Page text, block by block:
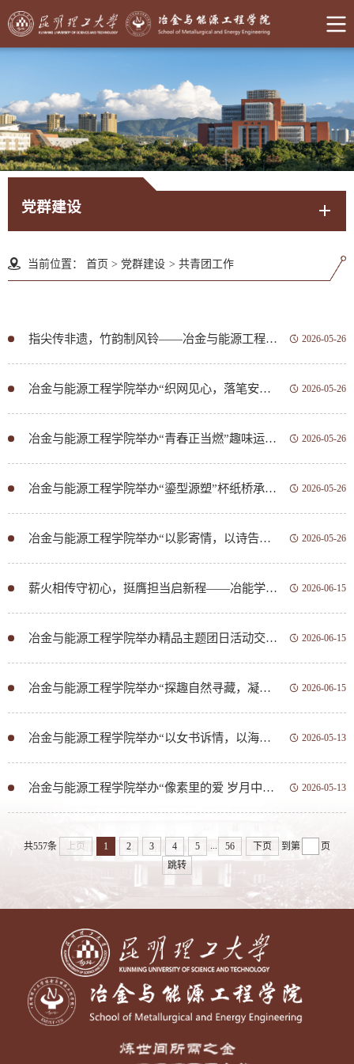
党群建设
当前位置： 首页 > 党群建设 > 共青团工作
指尖传非遗，竹韵制风铃——冶金与能源工程学院翰林社开展竹编手工体验活动 2026-05-26
冶金与能源工程学院举办“织网见心，落笔安情”心理健康主题活动 2026-05-26
冶金与能源工程学院举办“青春正当燃”趣味运动汇 2026-05-26
冶金与能源工程学院举办“鎏型源塑”杯纸桥承重竞赛 2026-05-26
冶金与能源工程学院举办“以影寄情，以诗告白——我心中的祖国”主题实践活动 2026-05-26
薪火相传守初心，挺膺担当启新程——冶能学院圆满举办团学干部“换届迎新送老”主题活动 2026-06-15
冶金与能源工程学院举办精品主题团日活动交流展示活动 2026-06-15
冶金与能源工程学院举办“探趣自然寻藏，凝心聚力拼图”主题活动 2026-06-15
冶金与能源工程学院举办“以女书诉情，以海玻璃为证”母亲节主题活动 2026-05-13
冶金与能源工程学院举办“像素里的爱 岁月中的她”母亲节主题活动 2026-05-13
共557条 上页 1 2 3 4 5 ... 56 下页 到第
页
跳转